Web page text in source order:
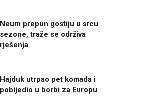
Neum prepun gostiju u srcu
sezone, traže se održiva
rješenja
Hajduk utrpao pet komada i
pobijedio u borbi za Europu